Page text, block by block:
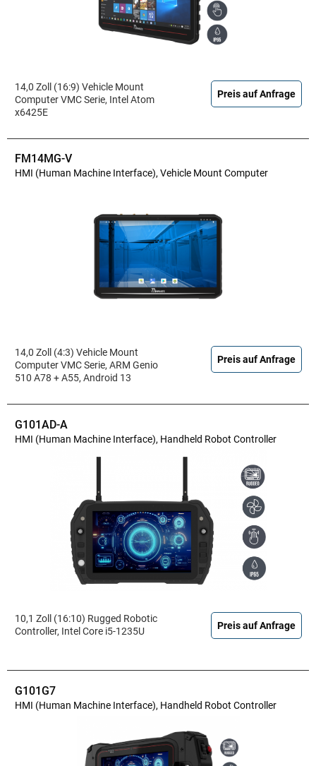
14,0 Zoll (16:9) Vehicle Mount
Computer VMC Serie, Intel Atom
x6425E
Preis auf Anfrage
FM14MG-V
HMI (Human Machine Interface), Vehicle Mount Computer
14,0 Zoll (4:3) Vehicle Mount
Computer VMC Serie, ARM Genio
510 A78 + A55, Android 13
Preis auf Anfrage
G101AD-A
HMI (Human Machine Interface), Handheld Robot Controller
10,1 Zoll (16:10) Rugged Robotic
Controller, Intel Core i5-1235U
Preis auf Anfrage
G101G7
HMI (Human Machine Interface), Handheld Robot Controller